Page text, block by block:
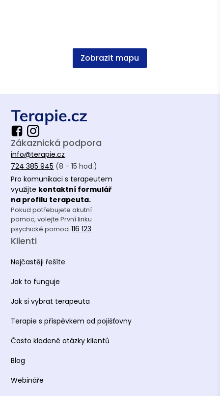
Zobrazit mapu
Zákaznická podpora
info@terapie.cz
724 385 945 (8 - 15 hod.)
Pro komunikaci s terapeutem
využijte kontaktní formulář
na profilu terapeuta.
Pokud potřebujete akutní
pomoc, volejte První linku
psychické pomoci116 123.
Klienti
Nejčastěji řešíte
Jak to funguje
Jak si vybrat terapeuta
Terapie s příspěvkem od pojišťovny
Často kladené otázky klientů
Blog
Webináře